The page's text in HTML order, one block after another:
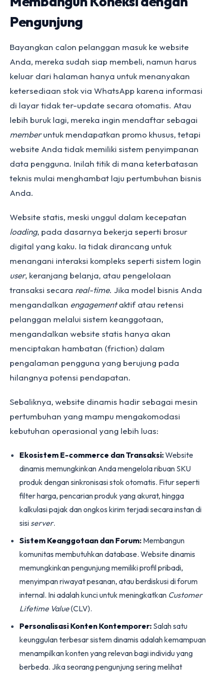
Pengunjung
Bayangkan calon pelanggan masuk ke website
Anda, mereka sudah siap membeli, namun harus
keluar dari halaman hanya untuk menanyakan
ketersediaan stok via WhatsApp karena informasi
di layar tidak ter-update secara otomatis. Atau
lebih buruk lagi, mereka ingin mendaftar sebagai
memberuntuk mendapatkan promo khusus, tetapi
website Anda tidak memiliki sistem penyimpanan
data pengguna. Inilah titik di mana keterbatasan
teknis mulai menghambat laju pertumbuhan bisnis
Anda.
Website statis, meski unggul dalam kecepatan
loading, pada dasarnya bekerja seperti brosur
digital yang kaku. Ia tidak dirancang untuk
menangani interaksi kompleks seperti sistem login
user, keranjang belanja, atau pengelolaan
transaksi secara real-time. Jika model bisnis Anda
mengandalkan engagementaktif atau retensi
pelanggan melalui sistem keanggotaan,
mengandalkan website statis hanya akan
menciptakan hambatan (friction) dalam
pengalaman pengguna yang berujung pada
hilangnya potensi pendapatan.
Sebaliknya, website dinamis hadir sebagai mesin
pertumbuhan yang mampu mengakomodasi
kebutuhan operasional yang lebih luas:
Ekosistem E-commerce dan Transaksi:Website
dinamis memungkinkan Anda mengelola ribuan SKU
produk dengan sinkronisasi stok otomatis. Fitur seperti
filter harga, pencarian produk yang akurat, hingga
kalkulasi pajak dan ongkos kirim terjadi secara instan di
sisi server.
Sistem Keanggotaan dan Forum: Membangun
komunitas membutuhkan database. Website dinamis
memungkinkan pengunjung memiliki profil pribadi,
menyimpan riwayat pesanan, atau berdiskusi di forum
internal. Ini adalah kunci untuk meningkatkan Customer
Lifetime Value(CLV).
Personalisasi Konten Kontemporer: Salah satu
keunggulan terbesar sistem dinamis adalah kemampuan
menampilkan konten yang relevan bagi individu yang
berbeda. Jika seorang pengunjung sering melihat